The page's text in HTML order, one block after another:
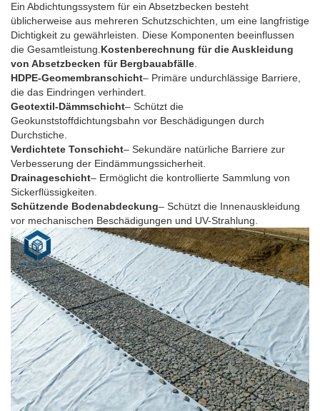
Ein Abdichtungssystem für ein Absetzbecken besteht
üblicherweise aus mehreren Schutzschichten, um eine langfristige
Dichtigkeit zu gewährleisten. Diese Komponenten beeinflussen
die Gesamtleistung. Kostenberechnung für die Auskleidung
von Absetzbecken für Bergbauabfälle
HDPE-Geomembranschicht– Primäre undurchlässige Barriere,
die das Eindringen verhindert.
Geotextil-Dämmschicht– Schützt die
Geokunststoffdichtungsbahn vor Beschädigungen durch
Durchstiche.
Verdichtete Tonschicht– Sekundäre natürliche Barriere zur
Verbesserung der Eindämmungssicherheit.
Drainageschicht– Ermöglicht die kontrollierte Sammlung von
Sickerflüssigkeiten.
Schützende Bodenabdeckung– Schützt die Innenauskleidung
vor mechanischen Beschädigungen und UV-Strahlung.